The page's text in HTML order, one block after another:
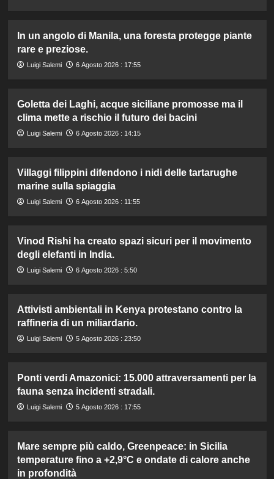
In un angolo di Manila, una foresta protegge piante
rare e preziose.
Luigi Salemi 6 Agosto 2026 : 17:55
Goletta dei Laghi, acque siciliane promosse ma il
clima mette a rischio il futuro dei bacini
Luigi Salemi 6 Agosto 2026 : 14:15
Villaggi filippini difendono i nidi delle tartarughe
marine sulla spiaggia
Luigi Salemi 6 Agosto 2026 : 11:55
Vinod Rishi ha creato spazi sicuri per il movimento
degli elefanti in India.
Luigi Salemi 6 Agosto 2026 : 5:50
Attivisti ambientali in Kenya protestano contro la
raffineria di un miliardario.
Luigi Salemi 5 Agosto 2026 : 23:50
Ponti verdi Amazonici: 15.000 attraversamenti per la
fauna senza incidenti stradali.
Luigi Salemi 5 Agosto 2026 : 17:55
Mare sempre più caldo, Greenpeace: in Sicilia
temperature fino a +2,9°C e ondate di calore anche
in profondità